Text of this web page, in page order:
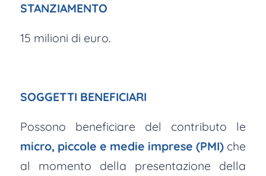
STANZIAMENTO
15 milioni di euro.
SOGGETTI BENEFICIARI
Possono beneficiare del contributo le
micro, piccole e medie imprese (PMI) che
al momento della presentazione della